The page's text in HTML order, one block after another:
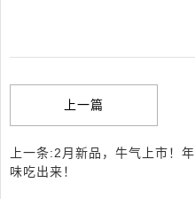
上一篇
上一条:2月新品，牛气上市！年
味吃出来！